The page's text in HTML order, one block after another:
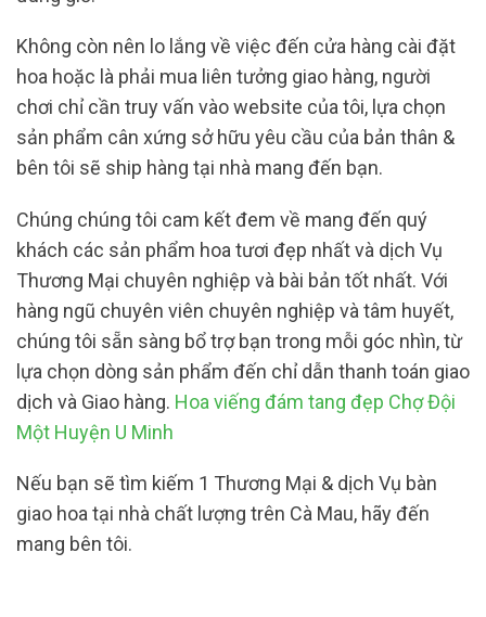
Không còn nên lo lắng về việc đến cửa hàng cài đặt
hoa hoặc là phải mua liên tưởng giao hàng, người
chơi chỉ cần truy vấn vào website của tôi, lựa chọn
sản phẩm cân xứng sở hữu yêu cầu của bản thân &
bên tôi sẽ ship hàng tại nhà mang đến bạn.
Chúng chúng tôi cam kết đem về mang đến quý
khách các sản phẩm hoa tươi đẹp nhất và dịch Vụ
Thương Mại chuyên nghiệp và bài bản tốt nhất. Với
hàng ngũ chuyên viên chuyên nghiệp và tâm huyết,
chúng tôi sẵn sàng bổ trợ bạn trong mỗi góc nhìn, từ
lựa chọn dòng sản phẩm đến chỉ dẫn thanh toán giao
dịch và Giao hàng. Hoa viếng đám tang đẹp Chợ Đội
Một Huyện U Minh
Nếu bạn sẽ tìm kiếm 1 Thương Mại & dịch Vụ bàn
giao hoa tại nhà chất lượng trên Cà Mau, hãy đến
mang bên tôi.